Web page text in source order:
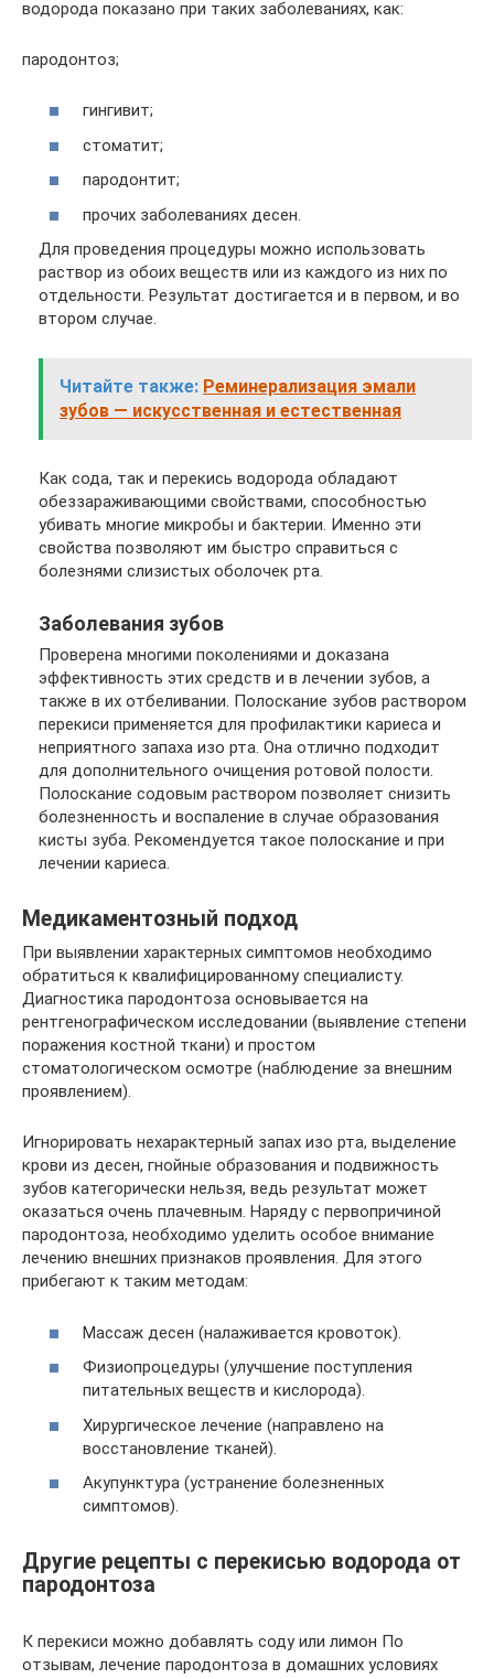
водорода показано при таких заболеваниях, как:
пародонтоз;
гингивит;
стоматит;
пародонтит;
прочих заболеваниях десен.
Для проведения процедуры можно использовать
раствор из обоих веществ или из каждого из них по
отдельности. Результат достигается и в первом, и во
втором случае.
Читайте также: Реминерализация эмали
зубов — искусственная и естественная
Как сода, так и перекись водорода обладают
обеззараживающими свойствами, способностью
убивать многие микробы и бактерии. Именно эти
свойства позволяют им быстро справиться с
болезнями слизистых оболочек рта.
Заболевания зубов
Проверена многими поколениями и доказана
эффективность этих средств и в лечении зубов, а
также в их отбеливании. Полоскание зубов раствором
перекиси применяется для профилактики кариеса и
неприятного запаха изо рта. Она отлично подходит
для дополнительного очищения ротовой полости.
Полоскание содовым раствором позволяет снизить
болезненность и воспаление в случае образования
кисты зуба. Рекомендуется такое полоскание и при
лечении кариеса.
Медикаментозный подход
При выявлении характерных симптомов необходимо
обратиться к квалифицированному специалисту.
Диагностика пародонтоза основывается на
рентгенографическом исследовании (выявление степени
поражения костной ткани) и простом
стоматологическом осмотре (наблюдение за внешним
проявлением).
Игнорировать нехарактерный запах изо рта, выделение
крови из десен, гнойные образования и подвижность
зубов категорически нельзя, ведь результат может
оказаться очень плачевным. Наряду с первопричиной
пародонтоза, необходимо уделить особое внимание
лечению внешних признаков проявления. Для этого
прибегают к таким методам:
Массаж десен (налаживается кровоток).
Физиопроцедуры (улучшение поступления
питательных веществ и кислорода).
Хирургическое лечение (направлено на
восстановление тканей).
Акупунктура (устранение болезненных
симптомов).
Другие рецепты с перекисью водорода от
пародонтоза
К перекиси можно добавлять соду или лимон По
отзывам, лечение пародонтоза в домашних условиях